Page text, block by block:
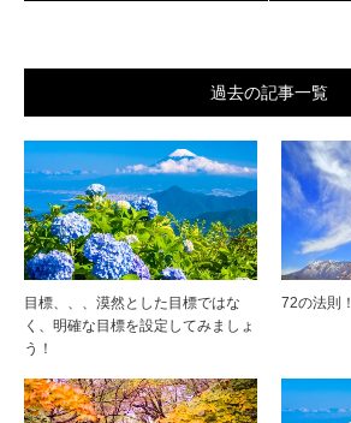
過去の記事一覧
目標、、、漠然とした目標ではな
く、明確な目標を設定してみましょ
う！
72の法則！